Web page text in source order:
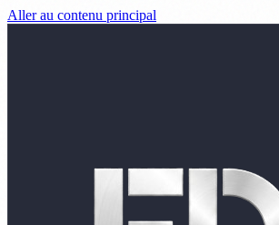
Aller au contenu principal